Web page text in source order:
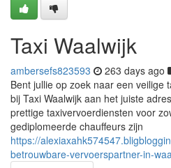
Taxi Waalwijk
ambersefs823593 263 days ago
Bent jullie op zoek naar een veilige
bij Taxi Waalwijk aan het juiste
prettige taxivervoerdiensten voor
gediplomeerde chauffeurs zijn
https://
betrouwbare-vervoerspartner-in-